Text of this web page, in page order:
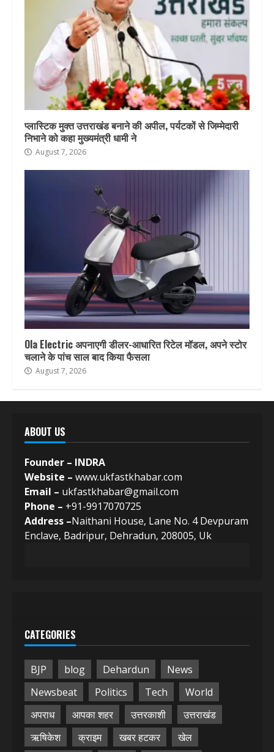
प्लास्टिक मुक्त उत्तराखंड बनाने की अपील, पर्यटकों से जिम्मेदारी
निभाने को कहा मुख्यमंत्री धामी ने
August 7, 2026
Ola Electric अपनाएगी डीलर-आधारित रिटेल मॉडल, अपने स्टोर
चलाने के पांच साल बाद किया फैसला
August 7, 2026
ABOUT US
Founder – INDRA
Website – www.ukfastkhabar.com
Email – ukfastkhabar@gmail.com
Phone – +91-9917070725
Address –Naithani House, Lane No. 4 Devpuram
Enclave, Badripur, Dehradun, 208005, Uk
CATEGORIES
BJP blog Dehardun
News
Newsbeat
Politics Tech
World
अपराध
आपका शहर उत्तरकाशी
उत्तराखंड
ऋषिकेश
क्राइम खबर हटकर
खेल